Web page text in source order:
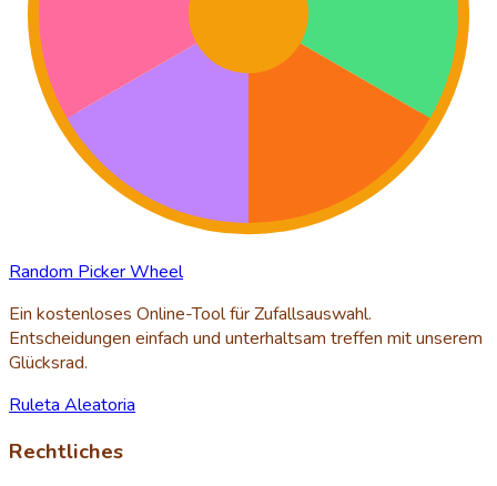
Random Picker Wheel
Ein kostenloses Online-Tool für Zufallsauswahl.
Entscheidungen einfach und unterhaltsam treffen mit unserem
Glücksrad.
Ruleta Aleatoria
Rechtliches